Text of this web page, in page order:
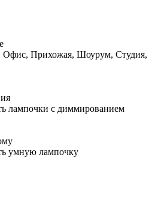
Офис, Прихожая, Шоурум, Студия,
лампочки с диммированием
умную лампочку